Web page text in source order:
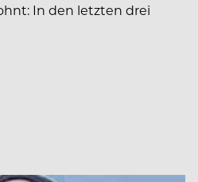
In den letzten drei